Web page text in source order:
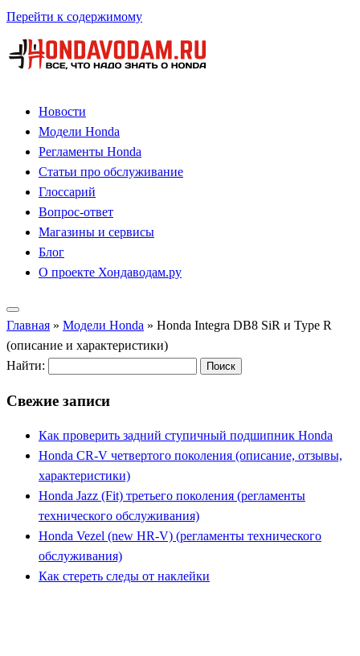
Перейти к содержимому
Новости
Модели Honda
Регламенты Honda
Статьи про обслуживание
Глоссарий
Вопрос-ответ
Магазины и сервисы
Блог
О проекте Хондаводам.ру
Главная » Модели Honda » Honda Integra DB8 SiR и Type R
(описание и характеристики)
Найти:
Свежие записи
Как проверить задний ступичный подшипник Honda
Honda CR-V четвертого поколения (описание, отзывы,
характеристики)
Honda Jazz (Fit) третьего поколения (регламенты
технического обслуживания)
Honda Vezel (new HR-V) (регламенты технического
обслуживания)
Как стереть следы от наклейки